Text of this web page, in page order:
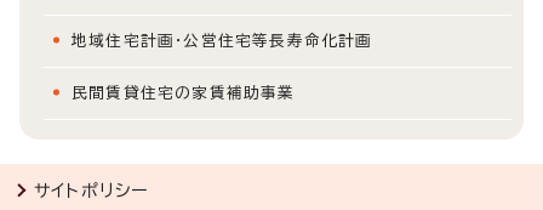
地域住宅計画・公営住宅等長寿命化計画
民間賃貸住宅の家賃補助事業
サイトポリシー